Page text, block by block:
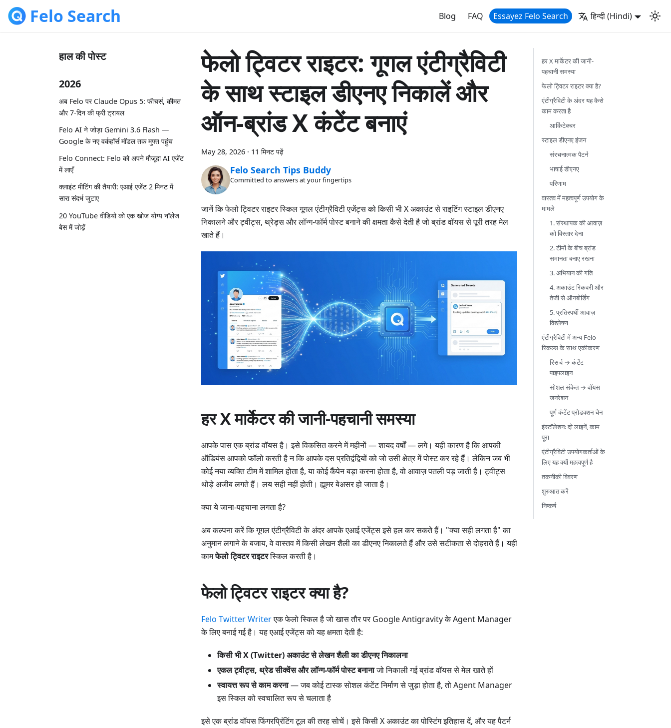
Felo Search Blog FAQ Essayez Felo Search हिन्दी (Hindi)
हाल की पोस्ट
2026
अब Felo पर Claude Opus 5: फीचर्स, कीमत
और 7-दिन की फ्री ट्रायल
Felo AI ने जोड़ा Gemini 3.6 Flash —
Google के नए वर्कहॉर्स मॉडल तक मुफ्त पहुंच
Felo Connect: Felo को अपने मौजूदा AI एजेंट
में लाएँ
क्लाइंट मीटिंग की तैयारी: एआई एजेंट 2 मिनट में
सारा संदर्भ जुटाए
20 YouTube वीडियो को एक खोज योग्य नॉलेज
बेस में जोड़ें
फेलो ट्विटर राइटर: गूगल एंटीग्रैविटी
के साथ स्टाइल डीएनए निकालें और
ऑन-ब्रांड X कंटेंट बनाएं
May 28, 2026 · 11 मिनट पढ़ें
Felo Search Tips Buddy
Committed to answers at your fingertips
जानें कि फेलो ट्विटर राइटर स्किल गूगल एंटीग्रैविटी एजेंट्स को किसी भी X अकाउंट से राइटिंग स्टाइल डीएनए
निकालने और ट्वीट्स, थ्रेड्स और लॉन्ग-फॉर्म पोस्ट बनाने की क्षमता कैसे देती है जो ब्रांड वॉयस से पूरी तरह मेल
खाते हैं।
हर X मार्केटर की जानी-पहचानी समस्या
आपके पास एक ब्रांड वॉयस है। इसे विकसित करने में महीनों — शायद वर्षों — लगे। यही कारण है कि आपकी
ऑडियंस आपको फॉलो करती है न कि आपके दस प्रतिद्वंद्वियों को जो उसी क्षेत्र में पोस्ट कर रहे हैं। लेकिन जब भी
कोई नया व्यक्ति टीम में शामिल होता है, या कोई कैंपेन बड़ा करना होता है, वो आवाज़ पतली पड़ जाती है। ट्वीट्स
थोड़े अजीब लगते हैं। लय सही नहीं होती। ह्यूमर बेअसर हो जाता है।
क्या ये जाना-पहचाना लगता है?
अब कल्पना करें कि गूगल एंटीग्रैविटी के अंदर आपके एआई एजेंट्स इसे हल कर सकते हैं। "क्या सही लगता है" का
अनुमान लगाने के बजाय, वे वास्तव में किसी लेखन शैली का डीएनए निकालते हैं और उसे सटीकता से दोहराते हैं। यही
कामफेलो ट्विटर राइटरस्किल करती है।
फेलो ट्विटर राइटर क्या है?
Felo Twitter Writerएक फेलो स्किल है जो खास तौर पर Google Antigravity के Agent Manager
के लिए बनाई गई है। यह एआई एजेंट्स को यह क्षमता देती है:
किसी भी X (Twitter) अकाउंट से लेखन शैली का डीएनए निकालना
एकल ट्वीट्स, थ्रेड सीक्वेंस और लॉन्ग-फॉर्म पोस्ट बनानाजो निकाली गई ब्रांड वॉयस से मेल खाते हों
स्वायत्त रूप से काम करना— जब कोई टास्क सोशल कंटेंट निर्माण से जुड़ा होता है, तो Agent Manager
इस स्किल को स्वचालित रूप से चलाता है
इसे एक ब्रांड वॉयस फिंगरप्रिंटिंग टूल की तरह सोचें। इसे किसी X अकाउंट का पोस्टिंग इतिहास दें, और यह पैटर्न
हर X मार्केटर की जानी-
पहचानी समस्या
फेलो ट्विटर राइटर क्या है?
एंटीग्रैविटी के अंदर यह कैसे
काम करता है
आर्किटेक्चर
स्टाइल डीएनए इंजन
संरचनात्मक पैटर्न
भाषाई डीएनए
परिणाम
वास्तव में महत्वपूर्ण उपयोग के
मामले
1. संस्थापक की आवाज़
को विस्तार देना
2. टीमों के बीच ब्रांड
समानता बनाए रखना
3. अभियान की गति
4. अकाउंट रिकवरी और
तेजी से ऑनबोर्डिंग
5. प्रतिस्पर्धी आवाज़
विश्लेषण
एंटीग्रैविटी में अन्य Felo
स्किल्स के साथ एकीकरण
रिसर्च → कंटेंट
पाइपलाइन
सोशल संकेत → वॉयस
जनरेशन
पूर्ण कंटेंट प्रोडक्शन चेन
इंस्टॉलेशन: दो लाइनें, काम
पूरा
एंटीग्रैविटी उपयोगकर्ताओं के
लिए यह क्यों महत्वपूर्ण है
तकनीकी विवरण
शुरुआत करें
निष्कर्ष